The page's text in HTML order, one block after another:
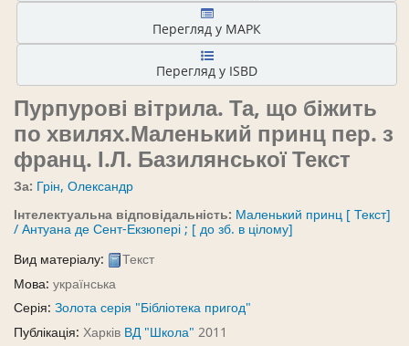
Перегляд у МАРК
Перегляд у ISBD
Пурпурові вітрила. Та, що біжить
по хвилях.Маленький принцпер. з
франц. І.Л. БазилянськоїТекст
За: Грін, Олександр
Інтелектуальна відповідальність: Маленький принц [ Текст]
/ Антуана де Сент-Екзюпері ; [ до зб. в цілому]
Вид матеріалу:
Текст
Мова: українська
Серія: Золота серія "Бібліотека пригод"
Публікація: Харків ВД "Школа" 2011